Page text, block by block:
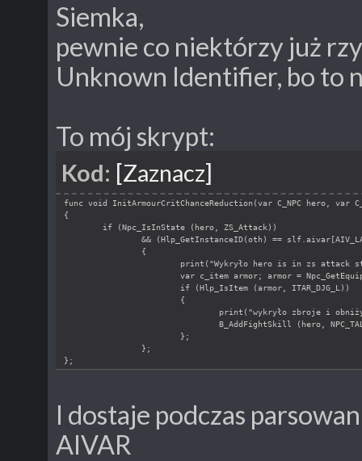
Siemka,
pewnie co niektórzy już
Unknown Identifier, bo to
To mój skrypt:
Kod: [Zaznacz]
func void InitArmourCritChanceReduction(var C_NPC hero, var
{
if (Npc_IsInState (hero, ZS_Attack))
&& (Hlp_GetInstanceID(oth) ==
{
print("Wykryło hero is in zs attack
var c_item armor; armor =
if (Hlp_IsItem (armor, ITAR_DJG_L))
{
print("wykryło zbroje i
B_AddFightSkill (hero,
};
};
};
I dostaje podczas
AIVAR